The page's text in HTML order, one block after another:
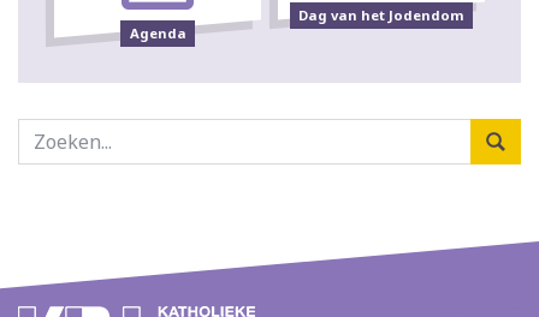
Agenda
Dag van het Jodendom